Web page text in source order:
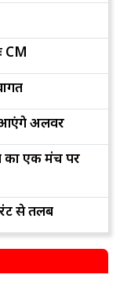
CM
आएंगे अलवर
का एक मंच पर
से तलब